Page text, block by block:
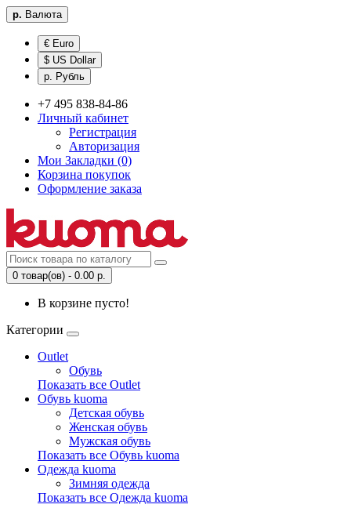
р. Валюта
€ Euro
$ US Dollar
р. Рубль
+7 495 838-84-86
Личный кабинет
Регистрация
Авторизация
Мои Закладки (0)
Корзина покупок
Оформление заказа
0 товар(ов) - 0.00 р.
В корзине пусто!
Категории
Outlet
Обувь
Показать все Outlet
Обувь kuoma
Детская обувь
Женская обувь
Мужская обувь
Показать все Обувь kuoma
Одежда kuoma
Зимняя одежда
Показать все Одежда kuoma